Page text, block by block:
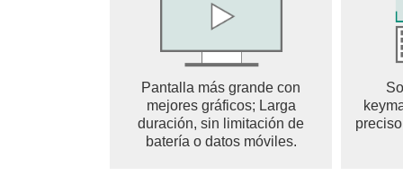
Pantalla más grande con
mejores gráficos; Larga
duración, sin limitación de
batería o datos móviles.